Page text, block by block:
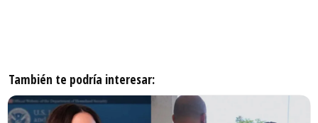
También te podría interesar: